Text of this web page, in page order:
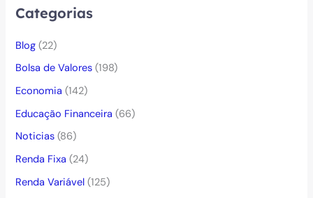
Categorias
Blog (22)
Bolsa de Valores (198)
Economia (142)
Educação Financeira (66)
Noticias (86)
Renda Fixa (24)
Renda Variável (125)